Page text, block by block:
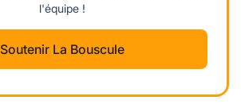
l'équipe !
Soutenir La Bouscule